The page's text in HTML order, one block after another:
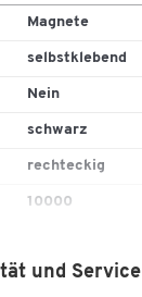
Magnete
selbstklebend
Nein
schwarz
rechteckig
10000
selbstklebend
und Service